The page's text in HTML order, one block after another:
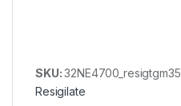
SKU:32NE4700_resigtgm35
Resigilate